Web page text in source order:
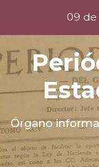
content
09
Órgano